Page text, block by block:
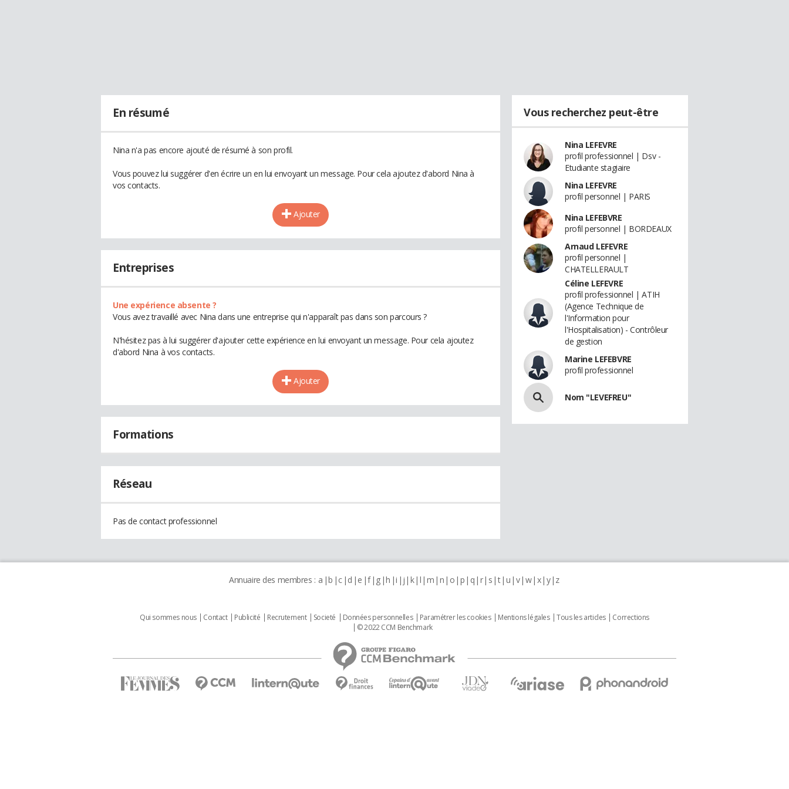
En résumé
Nina n'a pas encore ajouté de résumé à son profil.
Vous pouvez lui suggérer d'en écrire un en lui envoyant un message. Pour cela ajoutez d'abord Nina à
vos contacts.
Ajouter
Entreprises
Une expérience absente ?
Vous avez travaillé avec Nina dans une entreprise qui n'apparaît pas dans son parcours ?
N'hésitez pas à lui suggérer d'ajouter cette expérience en lui envoyant un message. Pour cela ajoutez
d'abord Nina à vos contacts.
Ajouter
Formations
Réseau
Pas de contact professionnel
Vous recherchez peut-être
Nina LEFEVRE
profil professionnel | Dsv -
Etudiante stagiaire
Nina LEFEVRE
profil personnel | PARIS
Nina LEFEBVRE
profil personnel | BORDEAUX
Arnaud LEFEVRE
profil personnel |
CHATELLERAULT
Céline LEFEVRE
profil professionnel | ATIH
(Agence Technique de
l'Information pour
l'Hospitalisation) - Contrôleur
de gestion
Marine LEFEBVRE
profil professionnel
Nom "LEVEFREU"
Annuaire des membres : a b c d e f g h i j k l m n o p q r s t u v w x y z
Qui sommes nous Contact Publicité Recrutement Societé Données personnelles Paramétrer les cookies Mentions légales Tous les articles
Corrections
© 2022 CCM Benchmark